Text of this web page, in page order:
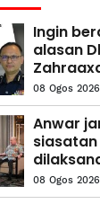
Ingin
alasan
rumah
08 Ogos
Anwar
siasatan
08 Ogos